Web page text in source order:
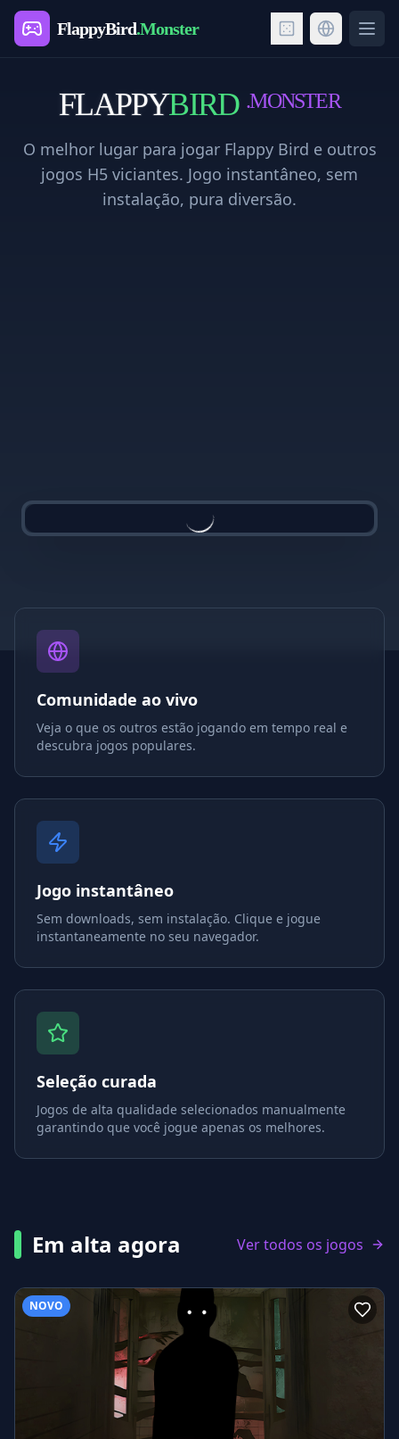
FlappyBird.Monster
FLAPPYBIRD .MONSTER
O melhor lugar para jogar Flappy Bird e outros
jogos H5 viciantes. Jogo instantâneo, sem
instalação, pura diversão.
Comunidade ao vivo
Veja o que os outros estão jogando em tempo real e
descubra jogos populares.
Jogo instantâneo
Sem downloads, sem instalação. Clique e jogue
instantaneamente no seu navegador.
Seleção curada
Jogos de alta qualidade selecionados manualmente
garantindo que você jogue apenas os melhores.
Em alta agora Ver todos os jogos
NOVO